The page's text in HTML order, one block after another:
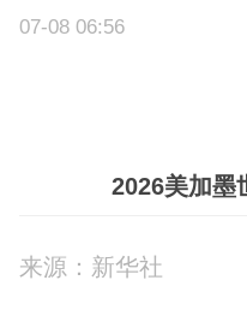
07-08 06:56
2026美加墨
来源：新华社